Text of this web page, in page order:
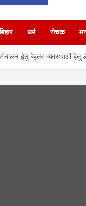
बिहार धर्म रोचक
हेतु बेहतर व्यवस्थाओं हेतु